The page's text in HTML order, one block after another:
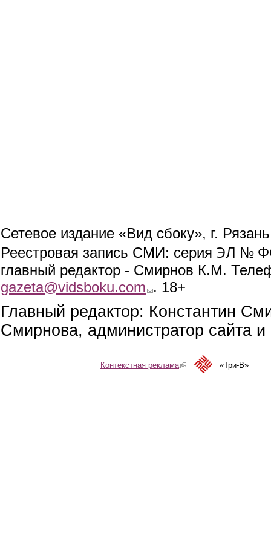
Сетевое издание «Вид сбоку», г.
Реестровая запись СМИ: серия ЭЛ №
главный редактор - Смирнов К.М.
gazeta@vidsboku.com (link sends e-mail)
. 18+
Главный редактор: Константин
Смирнова, администратор сайта
Контекстная реклама(link is external)«Три-В»